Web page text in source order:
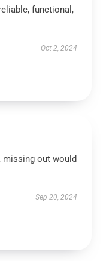
functional,
Oct 2, 2024
missing out would
Sep 20, 2024